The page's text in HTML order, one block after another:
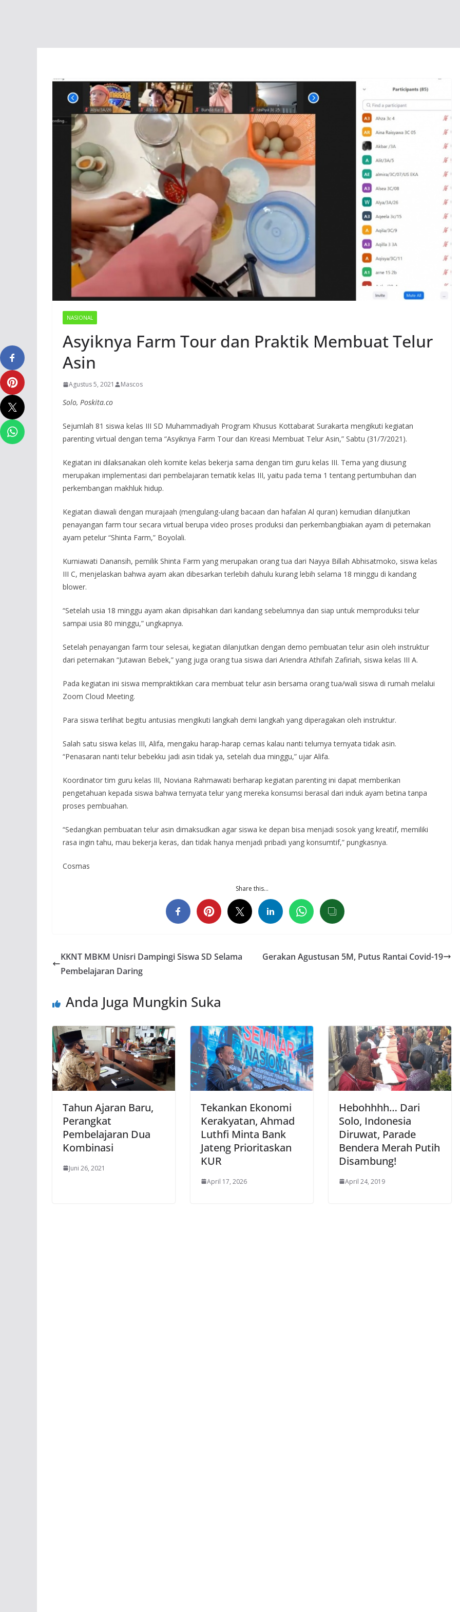
NASIONAL
Asyiknya Farm Tour dan Praktik Membuat Telur
Asin
Agustus 5, 2021 Mascos
Solo, Poskita.co
Sejumlah 81 siswa kelas III SD Muhammadiyah Program Khusus Kottabarat Surakarta mengikuti kegiatan
parenting virtual dengan tema “Asyiknya Farm Tour dan Kreasi Membuat Telur Asin,” Sabtu (31/7/2021).
Kegiatan ini dilaksanakan oleh komite kelas bekerja sama dengan tim guru kelas III. Tema yang diusung
merupakan implementasi dari pembelajaran tematik kelas III, yaitu pada tema 1 tentang pertumbuhan dan
perkembangan makhluk hidup.
Kegiatan diawali dengan murajaah (mengulang-ulang bacaan dan hafalan Al quran) kemudian dilanjutkan
penayangan farm tour secara virtual berupa video proses produksi dan perkembangbiakan ayam di peternakan
ayam petelur “Shinta Farm,” Boyolali.
Kurniawati Danansih, pemilik Shinta Farm yang merupakan orang tua dari Nayya Billah Abhisatmoko, siswa kelas
III C, menjelaskan bahwa ayam akan dibesarkan terlebih dahulu kurang lebih selama 18 minggu di kandang
blower.
“Setelah usia 18 minggu ayam akan dipisahkan dari kandang sebelumnya dan siap untuk memproduksi telur
sampai usia 80 minggu,” ungkapnya.
Setelah penayangan farm tour selesai, kegiatan dilanjutkan dengan demo pembuatan telur asin oleh instruktur
dari peternakan “Jutawan Bebek,” yang juga orang tua siswa dari Ariendra Athifah Zafiriah, siswa kelas III A.
Pada kegiatan ini siswa mempraktikkan cara membuat telur asin bersama orang tua/wali siswa di rumah melalui
Zoom Cloud Meeting.
Para siswa terlihat begitu antusias mengikuti langkah demi langkah yang diperagakan oleh instruktur.
Salah satu siswa kelas III, Alifa, mengaku harap-harap cemas kalau nanti telurnya ternyata tidak asin.
“Penasaran nanti telur bebekku jadi asin tidak ya, setelah dua minggu,” ujar Alifa.
Koordinator tim guru kelas III, Noviana Rahmawati berharap kegiatan parenting ini dapat memberikan
pengetahuan kepada siswa bahwa ternyata telur yang mereka konsumsi berasal dari induk ayam betina tanpa
proses pembuahan.
“Sedangkan pembuatan telur asin dimaksudkan agar siswa ke depan bisa menjadi sosok yang kreatif, memiliki
rasa ingin tahu, mau bekerja keras, dan tidak hanya menjadi pribadi yang konsumtif,” pungkasnya.
Cosmas
Share this…
KKNT MBKM Unisri Dampingi Siswa SD Selama
Pembelajaran Daring
Gerakan Agustusan 5M, Putus Rantai Covid-19
Anda Juga Mungkin Suka
Tahun Ajaran Baru,
Perangkat
Pembelajaran Dua
Kombinasi
Juni 26, 2021
Tekankan Ekonomi
Kerakyatan, Ahmad
Luthfi Minta Bank
Jateng Prioritaskan
KUR
April 17, 2026
Hebohhhh… Dari
Solo, Indonesia
Diruwat, Parade
Bendera Merah Putih
Disambung!
April 24, 2019